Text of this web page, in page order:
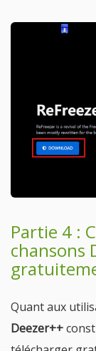
Partie 4 :
chansons
Quant aux
Deezer++